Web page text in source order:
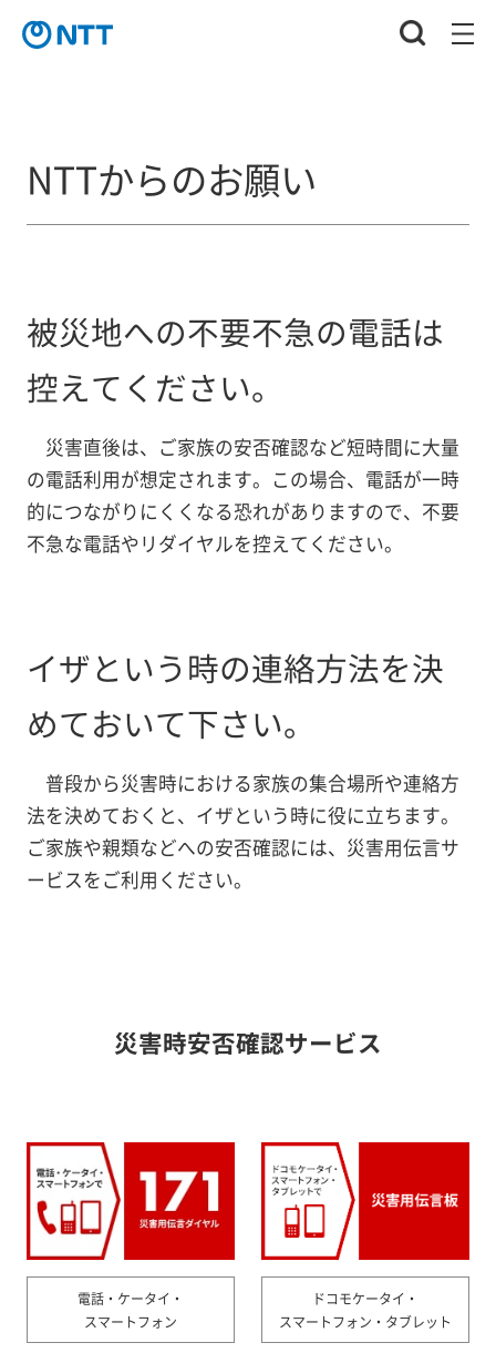
NTTからのお願い
被災地への不要不急の電話は
控えてください。
災害直後は、ご家族の安否確認など短時間に大量
の電話利用が想定されます。この場合、電話が一時
的につながりにくくなる恐れがありますので、不要
不急な電話やリダイヤルを控えてください。
イザという時の連絡方法を決
めておいて下さい。
普段から災害時における家族の集合場所や連絡方
法を決めておくと、イザという時に役に立ちます。
ご家族や親類などへの安否確認には、災害用伝言サ
ービスをご利用ください。
災害時安否確認サービス
電話・ケータイ・
スマートフォン
ドコモケータイ・
スマートフォン・ タブレット